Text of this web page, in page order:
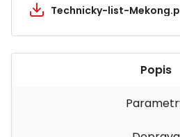
Technicky-list-
Popis